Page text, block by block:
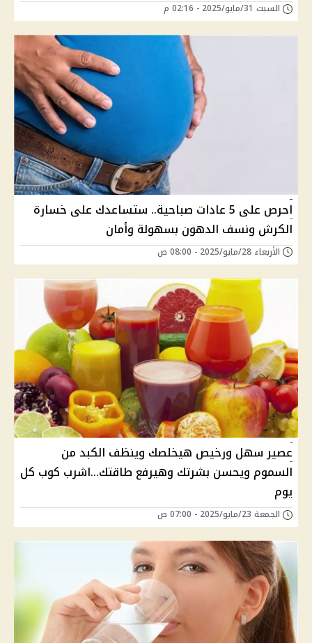
السبت 31/مايو/2025 - 02:16 م
احرص على 5 عادات صباحية.. ستساعدك على خسارة
الكرش ونسف الدهون بسهولة وأمان
الأربعاء 28/مايو/2025 - 08:00 ص
عصير سهل ورخيص هيخلصك وينظف الكبد من
السموم ويحسن بشرتك وهيرفع طاقتك...اشرب كوب كل
يوم
الجمعة 23/مايو/2025 - 07:00 ص